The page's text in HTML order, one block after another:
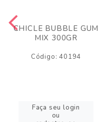
CHICLE BUBBLE GUM
MIX 300GR
Código: 40194
Faça seu login
ou